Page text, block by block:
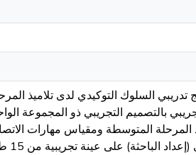
السلوك التوكيدي لدى تلاميذ
بالتصميم التجريبي ذو المجموعة
المرحلة المتوسطة ومقياس مهارات